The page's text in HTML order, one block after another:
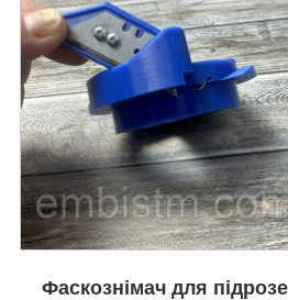
Фаскознімач для